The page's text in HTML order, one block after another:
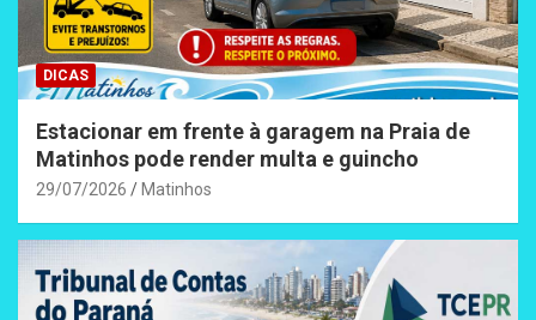
DICAS
Estacionar em frente à garagem na Praia de
Matinhos pode render multa e guincho
29/07/2026 Matinhos